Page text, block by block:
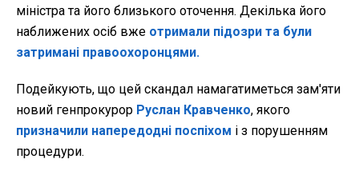
міністра та його близького оточення. Декілька його
наближених осіб вже отримали підозри та були
затримані правоохоронцями.
Подейкують, що цей скандал намагатиметься зам'яти
новий генпрокурор Руслан Кравченко, якого
призначили напередодні поспіхом і з порушенням
процедури.